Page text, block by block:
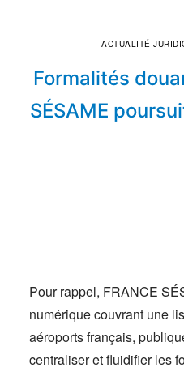
Commissariat aux comptes
On parle de nous
Formalités
SÉSAME
ACTUALITÉ
Pour rappel, FRANCE
numérique couvrant une
aéroports français,
centraliser et fluidifier les